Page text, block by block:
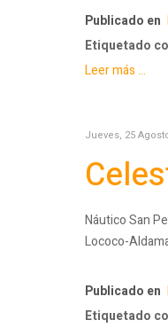
Publicado en
Etiquetado
Leer más ...
Jueves, 25
Náutico San
Lococo-
Publicado en
Etiquetado